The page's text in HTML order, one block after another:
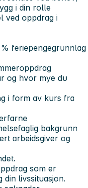
i din rolle
ved oppdrag i
feriepengegrunnlag
og hvor mye du
i form av kurs fra
bakgrunn
arbeidsgiver og
som er
din livssituasjon.